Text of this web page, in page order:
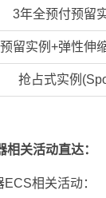
3年全预付预留
预留实例+弹性伸
抢占式实例
相关活动直达：
相关活动：